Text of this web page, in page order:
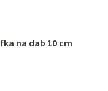
na dab 10 cm